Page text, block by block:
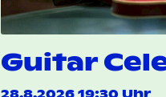
Guitar
28.8.2026 19:30 Uhr